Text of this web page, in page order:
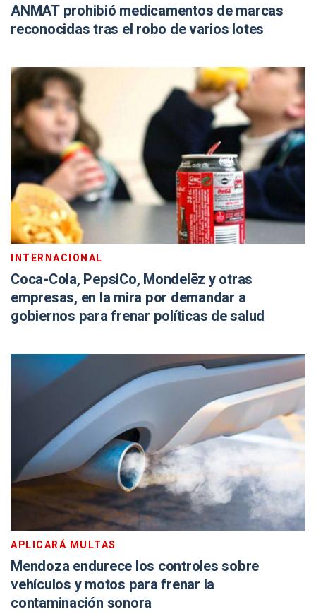
ANMAT prohibió medicamentos de marcas
reconocidas tras el robo de varios lotes
INTERNACIONAL
Coca-Cola, PepsiCo, Mondelēz y otras
empresas, en la mira por demandar a
gobiernos para frenar políticas de salud
APLICARÁ MULTAS
Mendoza endurece los controles sobre
vehículos y motos para frenar la
contaminación sonora